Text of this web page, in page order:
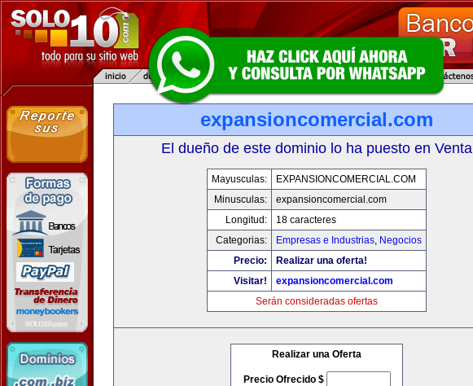
expansioncomercial.com
El dueño de este dominio lo ha puesto en Venta
Mayusculas:
EXPANSIONCOMERCIAL.COM
Minusculas:
expansioncomercial.com
Longitud:
18 caracteres
Categorias:
Empresas e Industrias, Negocios
Precio:
Realizar una oferta!
Visitar!
expansioncomercial.com
Serán consideradas ofertas
Realizar una Oferta
Precio Ofrecido $